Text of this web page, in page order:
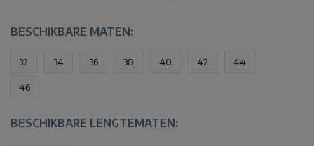
BESCHIKBARE MATEN:
32 34 36 38 40 42 44
46
BESCHIKBARE LENGTEMATEN: